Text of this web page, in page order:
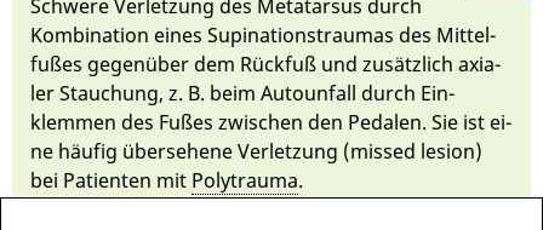
Schwe­re Ver­letzung des Metatar­sus durch
Kombi­nati­on ei­nes Su­pi­nati­ons­trau­mas des Mit­tel­
fußes gegenü­ber dem Rück­fuß und zu­sätz­lich axia­
ler Stau­chung, z. B. beim Auto­un­fall durch Ein­
klemmen des Fußes zwi­schen den Peda­len. Sie ist ei­
ne häu­fig ü­ber­sehe­ne Ver­letzung (miss­ed le­si­on)
bei Patienten mit Polytrauma.